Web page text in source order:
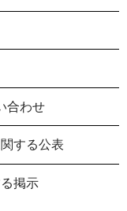
合わせ
する公表
掲示